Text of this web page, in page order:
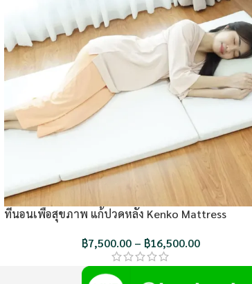
ที่นอนเพื่อสุขภาพ แก้ปวดหลัง Kenko Mattress
฿7,500.00 – ฿16,500.00